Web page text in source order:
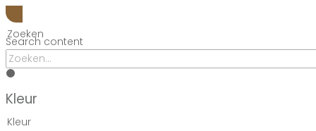
Zoeken
Search content
Kleur
Kleur